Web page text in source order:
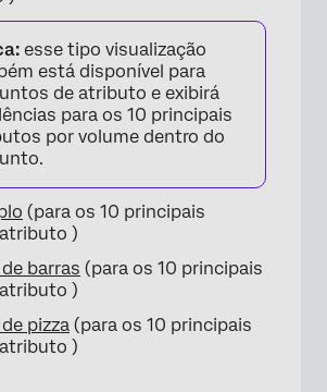
esse tipo visualização
está disponível para
de atributo e exibirá
para os 10 principais
por volume dentro do
(para os 10 principais
)
barras (para os 10 principais
)
pizza (para os 10 principais
)